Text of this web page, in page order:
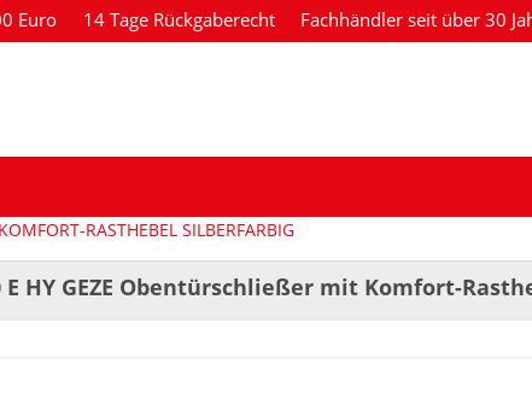
Euro 14 Tage Rückgaberecht Fachhändler seit über 30
RASTHEBEL SILBERFARBIG
E HY GEZE Obentürschließer mit Komfort-